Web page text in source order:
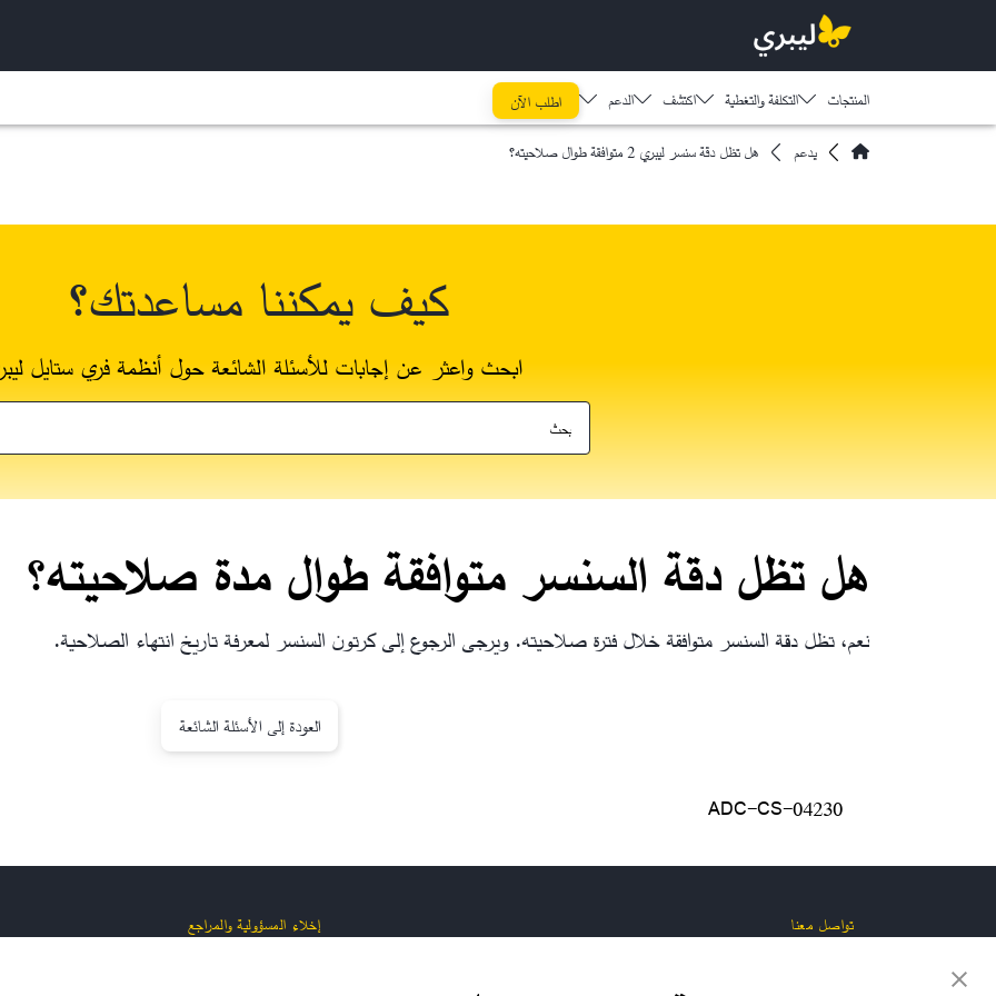
المنتجات التكلفة والتغطية اكتشف​ الدعم
اطلب الآن
يدعم
هل تظل دقة سنسر ليبري 2 متوافقة طوال صلاحيته؟
كيف يمكننا مساعدتك؟
ابحث واعثر عن إجابات للأسئلة الشائعة حول أنظمة فري ستايل
هل تظل دقة السنسر متوافقة طوال مدة صلاحيته؟
نعم، تظل دقة السنسر متوافقة خلال فترة صلاحيته. ويرجى الرجوع إلى كرتون السنسر لمعرفة تاريخ انتهاء الصلاحية.
العودة إلى الأسئلة الشائعة
ADC-CS-04230
تواصل معنا إخلاء المسؤولية والمراجع